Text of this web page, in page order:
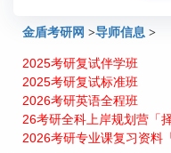
金盾考研网 >导师信息 >
北京航空航天大学电子信
重堪
2025考研复试伴学班
2025考研复试标准班
2026考研英语全程班
26考研全科上岸规划营「择
2026考研专业课复习资料